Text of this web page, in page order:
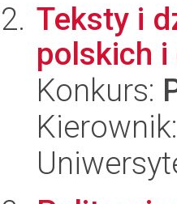
Teksty i
polskich
Konkurs: